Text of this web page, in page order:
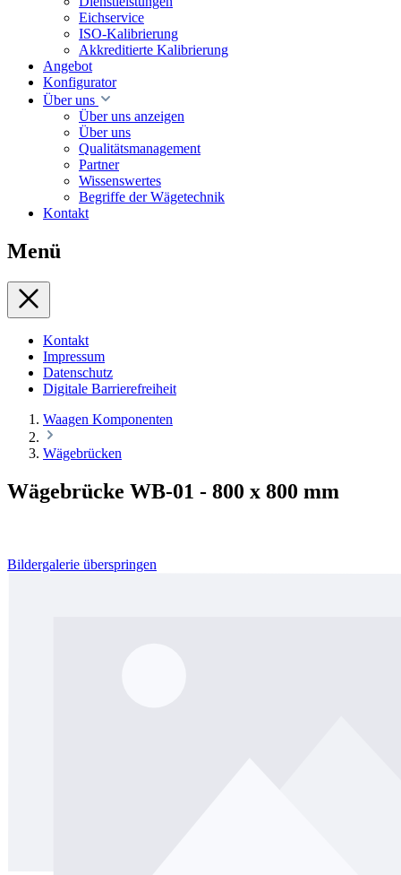
Eichservice
ISO-Kalibrierung
Akkreditierte Kalibrierung
Angebot
Konfigurator
Über uns
Über uns anzeigen
Über uns
Qualitätsmanagement
Partner
Wissenswertes
Begriffe der Wägetechnik
Kontakt
Menü
Kontakt
Impressum
Datenschutz
Digitale Barrierefreiheit
Waagen Komponenten
Wägebrücken
Wägebrücke WB-01 - 800 x 800 mm
Bildergalerie überspringen